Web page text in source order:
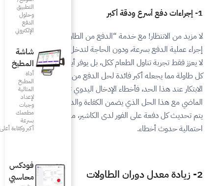
وحلول
شاشة
المطبخ
أداة
المطبخ
المثالية
لإعداد
وجبات
مطعمك
بسرعة
أكبر وكفاءة أعلى
محاسبي
من الطاولة”، يمكن للعملاء
لتدخل النادل. وهذا الأمر
بل يوفر أيضًا دقائق قيّمة من
الدفع من الطاولة. ولا يتوقف
اليدوي تصبح شيئًا من
والدقة الآلية. حيث
الكاشير، مما يقلل من